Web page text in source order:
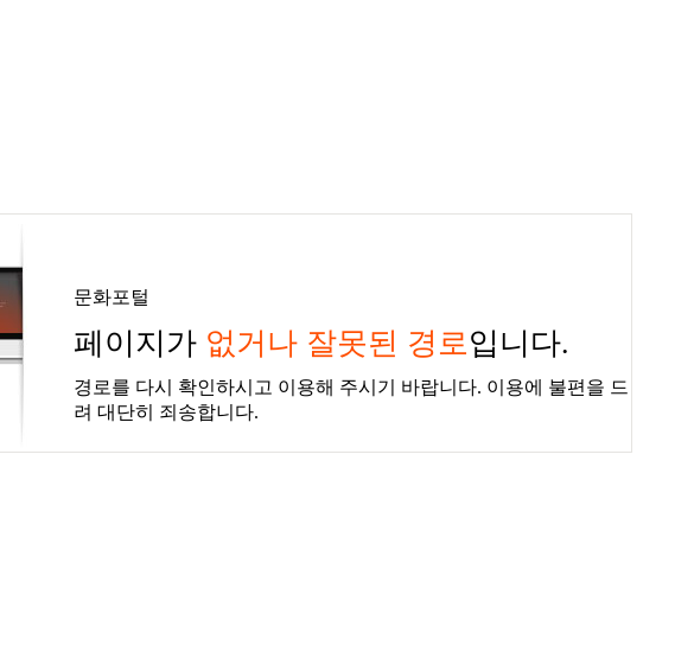
문화포털
페이지가 없거나 잘못된 경로입니다.
경로를 다시 확인하시고 이용해 주시기 바랍니다. 이용에 불편을 드
려 대단히 죄송합니다.